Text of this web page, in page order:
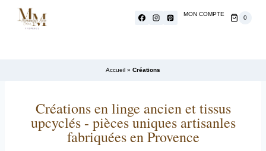
MON COMPTE
0
Accueil » Créations
Créations en linge ancien et tissus
upcyclés - pièces uniques artisanles
fabriquées en Provence